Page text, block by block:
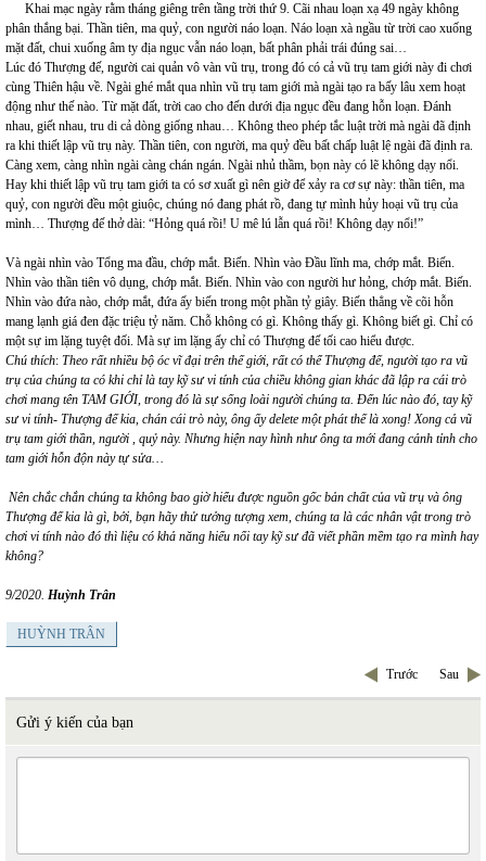
Khai mạc ngày rằm tháng giêng trên tầng trời thứ 9. Cãi nhau loạn xạ 49 ngày không
phân thắng bại. Thần tiên, ma quỷ, con người náo loạn. Náo loạn xà ngầu từ trời cao xuống
mặt đất, chui xuống âm ty địa ngục vẫn náo loạn, bất phân phải trái đúng sai…
Lúc đó Thượng đế, người cai quản vô vàn vũ trụ, trong đó có cả vũ trụ tam giới này đi chơi
cùng Thiên hậu về. Ngài ghé mắt qua nhìn vũ trụ tam giới mà ngài tạo ra bấy lâu xem hoạt
động như thế nào. Từ mặt đất, trời cao cho đến dưới địa ngục đều đang hỗn loạn. Đánh
nhau, giết nhau, tru di cả dòng giống nhau… Không theo phép tắc luật trời mà ngài đã định
ra khi thiết lập vũ trụ này. Thần tiên, con người, ma quỷ đều bất chấp luật lệ ngài đã định ra.
Càng xem, càng nhìn ngài càng chán ngán. Ngài nhủ thầm, bọn này có lẽ không dạy nổi.
Hay khi thiết lập vũ trụ tam giới ta có sơ xuất gì nên giờ để xảy ra cơ sự này: thần tiên, ma
quỷ, con người đều một giuộc, chúng nó đang phát rồ, đang tự mình hủy hoại vũ trụ của
mình… Thượng đế thở dài: “Hỏng quá rồi! U mê lú lẫn quá rồi! Không dạy nổi!”
Và ngài nhìn vào Tổng ma đầu, chớp mắt. Biến. Nhìn vào Đầu lĩnh ma, chớp mắt. Biến.
Nhìn vào thần tiên vô dụng, chớp mắt. Biến. Nhìn vào con người hư hỏng, chớp mắt. Biến.
Nhìn vào đứa nào, chớp mắt, đứa ấy biến trong một phần tỷ giây. Biến thẳng về cõi hỗn
mang lạnh giá đen đặc triệu tỷ năm. Chỗ không có gì. Không thấy gì. Không biết gì. Chỉ có
một sự im lặng tuyệt đối. Mà sự im lặng ấy chỉ có Thượng đế tối cao hiểu được.
Chú thích: Theo rất nhiều bộ óc vĩ đại trên thế giới, rất có thể Thượng đế, người tạo ra vũ
trụ của chúng ta có khi chỉ là tay kỹ sư vi tính của chiều không gian khác đã lập ra cái trò
chơi mang tên TAM GIỚI, trong đó là sự sống loài người chúng ta. Đến lúc nào đó, tay kỹ
sư vi tính- Thượng đế kia, chán cái trò này, ông ấy delete một phát thế là xong! Xong cả vũ
trụ tam giới thần, người , quỷ này. Nhưng hiện nay hình như ông ta mới đang cảnh tỉnh cho
tam giới hỗn độn này tự sửa…
Nên chắc chắn chúng ta không bao giờ hiểu được nguồn gốc bản chất của vũ trụ và ông
Thượng đế kia là gì, bởi, bạn hãy thử tưởng tượng xem, chúng ta là các nhân vật trong trò
chơi vi tính nào đó thì liệu có khả năng hiểu nổi tay kỹ sư đã viết phần mềm tạo ra mình hay
không?
9/2020. Huỳnh Trân
HUỲNH TRÂN
Trước Sau
Gửi ý kiến của bạn